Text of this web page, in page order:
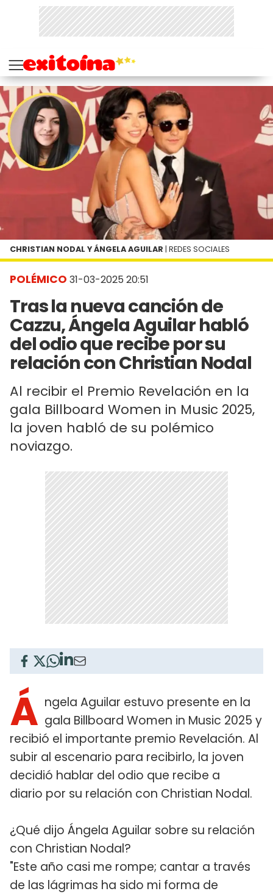
POLÉMICO 31-03-2025 20:51
Tras la nueva canción de
Cazzu, Ángela Aguilar habló
del odio que recibe por su
relación con Christian Nodal
Al recibir el Premio Revelación en la
gala Billboard Women in Music 2025,
la joven habló de su polémico
noviazgo.
CHRISTIAN NODAL Y ÁNGELA AGUILAR | REDES SOCIALES
Á ngela Aguilar estuvo presente en la
gala Billboard Women in Music 2025 y
recibió el importante premio Revelación. Al
subir al escenario para recibirlo, la joven
decidió hablar del odio que recibe a
diario por su relación con Christian Nodal.
¿Qué dijo Ángela Aguilar sobre su relación
con Christian Nodal?
"Este año casi me rompe; cantar a través
de las lágrimas ha sido mi forma de